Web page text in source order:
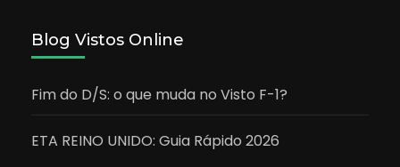
Blog Vistos Online
Fim do D/S: o que muda no Visto F-1?
ETA REINO UNIDO: Guia Rápido 2026